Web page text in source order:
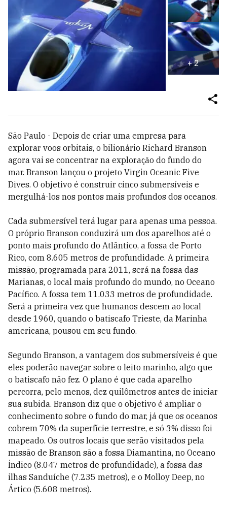
+2
São Paulo - Depois de criar uma empresa para
explorar voos orbitais, o bilionário Richard Branson
agora vai se concentrar na exploração do fundo do
mar. Branson lançou o projeto Virgin Oceanic Five
Dives. O objetivo é construir cinco submersíveis e
mergulhá-los nos pontos mais profundos dos oceanos.
Cada submersível terá lugar para apenas uma pessoa.
O próprio Branson conduzirá um dos aparelhos até o
ponto mais profundo do Atlântico, a fossa de Porto
Rico, com 8.605 metros de profundidade. A primeira
missão, programada para 2011, será na fossa das
Marianas, o local mais profundo do mundo, no Oceano
Pacífico. A fossa tem 11.033 metros de profundidade.
Será a primeira vez que humanos descem ao local
desde 1960, quando o batiscafo Trieste, da Marinha
americana, pousou em seu fundo.
Segundo Branson, a vantagem dos submersíveis é que
eles poderão navegar sobre o leito marinho, algo que
o batiscafo não fez. O plano é que cada aparelho
percorra, pelo menos, dez quilômetros antes de iniciar
sua subida. Branson diz que o objetivo é ampliar o
conhecimento sobre o fundo do mar, já que os oceanos
cobrem 70% da superfície terrestre, e só 3% disso foi
mapeado. Os outros locais que serão visitados pela
missão de Branson são a fossa Diamantina, no Oceano
Índico (8.047 metros de profundidade), a fossa das
ilhas Sanduíche (7.235 metros), e o Molloy Deep, no
Ártico (5.608 metros).